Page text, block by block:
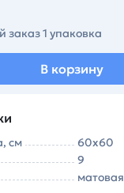
1 упаковка
В корзину
см
60х60
9
матовая